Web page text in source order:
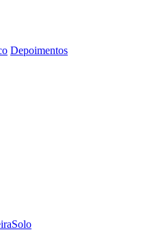
Depoimentos